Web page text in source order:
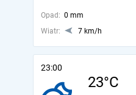
Opad: 0 mm
Wiatr:
7 km/h
23:00
23°C